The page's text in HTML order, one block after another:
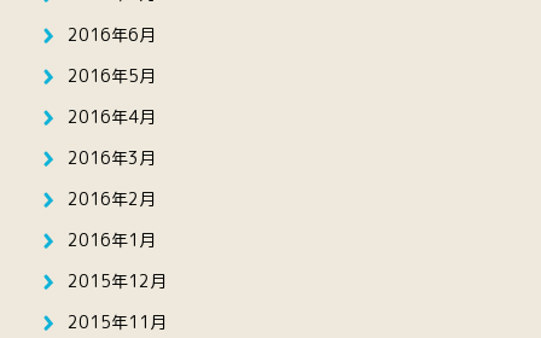
2016年6月
2016年5月
2016年4月
2016年3月
2016年2月
2016年1月
2015年12月
2015年11月